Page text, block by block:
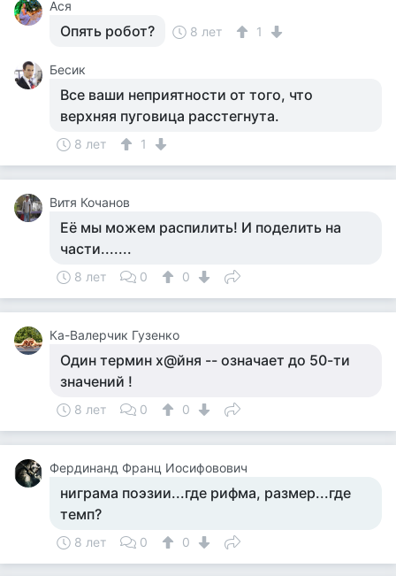
Ася
Опять робот? 8 лет 1
Бесик
Все ваши неприятности от того, что
верхняя пуговица расстегнута.
8 лет 1
Витя Кочанов
Её мы можем распилить! И поделить на
части.......
8 лет 0 0
Ка-Валерчик Гузенко
Один термин х@йня -- означает до 50-ти
значений !
8 лет 0 0
Фердинанд Франц Иосифовович
ниграма поэзии...где рифма, размер...где
темп?
8 лет 0 0